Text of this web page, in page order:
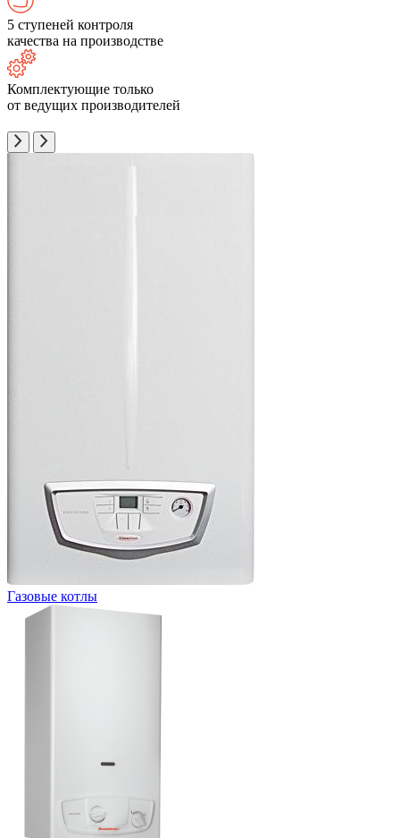
5 ступеней контроля
качества на производстве
Комплектующие только
от ведущих производителей
Газовые котлы